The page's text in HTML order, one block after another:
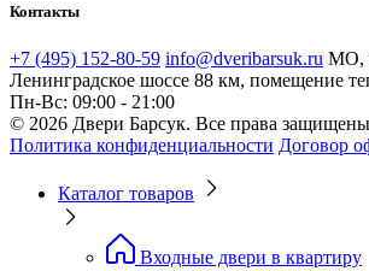
Контакты
+7 (495) 152-80-59 info@dveribarsuk.ru МО,
Ленинградское шоссе 88 км, помещение
Пн-Вс: 09:00 - 21:00
© 2026 Двери Барсук. Все права
Политика конфиденциальности Договор
Каталог товаров
Входные двери в квартиру